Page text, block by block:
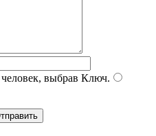
выбрав Ключ.